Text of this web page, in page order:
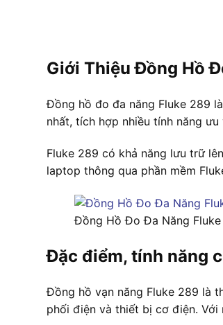
Giới Thiệu Đồng Hồ
Đồng hồ đo đa năng Fluke 289
nhất, tích hợp nhiều tính năng
Fluke 289 có khả năng lưu trữ
laptop thông qua phần mềm
Đồng Hồ Đo Đa Năng
Đặc điểm, tính năng
Đồng hồ vạn năng Fluke 289 là
phối điện và thiết bị cơ điện. Với